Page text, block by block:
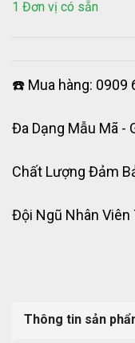
1 Đơn vị có sẵn
☎️ Mua hàng: 0909
Đa Dạng Mẫu Mã -
Chất Lượng Đảm
Đội Ngũ Nhân
Thông tin sản